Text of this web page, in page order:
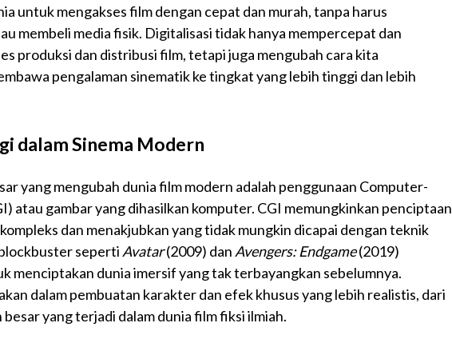
untuk mengakses film dengan cepat dan murah, tanpa harus
membeli media fisik. Digitalisasi tidak hanya mempercepat dan
produksi dan distribusi film, tetapi juga mengubah cara kita
pengalaman sinematik ke tingkat yang lebih tinggi dan lebih
dalam Sinema Modern
yang mengubah dunia film modern adalah penggunaan Computer-
atau gambar yang dihasilkan komputer. CGI memungkinkan penciptaan
dan menakjubkan yang tidak mungkin dicapai dengan teknik
seperti Avatar(2009) dan Avengers: Endgame(2019)
menciptakan dunia imersif yang tak terbayangkan sebelumnya.
dalam pembuatan karakter dan efek khusus yang lebih realistis, dari
yang terjadi dalam dunia film fiksi ilmiah.